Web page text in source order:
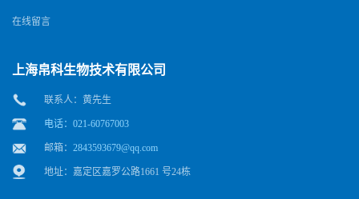
在线留言
上海帛科生物技术有限公司
联系人：黄先生
电话：021-60767003
邮箱： 2843593679@qq.com
地址：嘉定区嘉罗公路1661 号24栋